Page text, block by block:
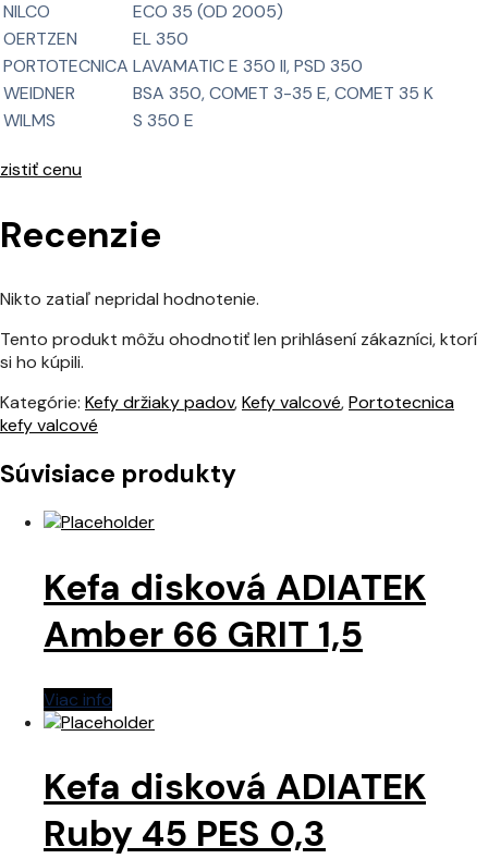
NILCO
ECO 35 (OD 2005)
OERTZEN
EL 350
PORTOTECNICA LAVAMATIC E 350 II, PSD 350
WEIDNER
BSA 350, COMET 3-35 E, COMET 35 K
WILMS
S 350 E
zistiť cenu
Recenzie
Nikto zatiaľ nepridal hodnotenie.
Tento produkt môžu ohodnotiť len prihlásení zákazníci, ktorí
si ho kúpili.
Kategórie: Kefy držiaky padov,Kefy valcové,Portotecnica
kefy valcové
Súvisiace produkty
Kefa disková ADIATEK
Amber 66 GRIT 1,5
Viac info
Kefa disková ADIATEK
Ruby 45 PES 0,3